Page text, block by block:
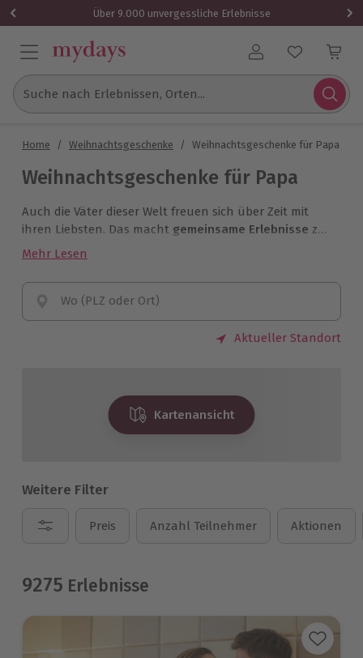
Über 9.000 unvergessliche Erlebnisse
Benutzerkonto
Suche nach Erlebnissen, Orten...
Home / Weihnachtsgeschenke / Weihnachtsgeschenke für Papa
Weihnachtsgeschenke für Papa
Auch die Väter dieser Welt freuen sich über Zeit mit
ihren Liebsten. Das macht gemeinsame Erlebnisse zu
idealen Weihnachtsgeschenken für Papa. Ob Wellness
Stunden im vertrauten Kreis und schenkt Papa
unvergessliche Erinnerungen, die auch Ihr danach mit
nach Hause nehmen werdet.
Mehr Lesen
Wo (PLZ oder Ort)
Aktueller Standort
Kartenansicht
Weitere Filter
Preis Anzahl Teilnehmer Aktionen
9275 Erlebnisse